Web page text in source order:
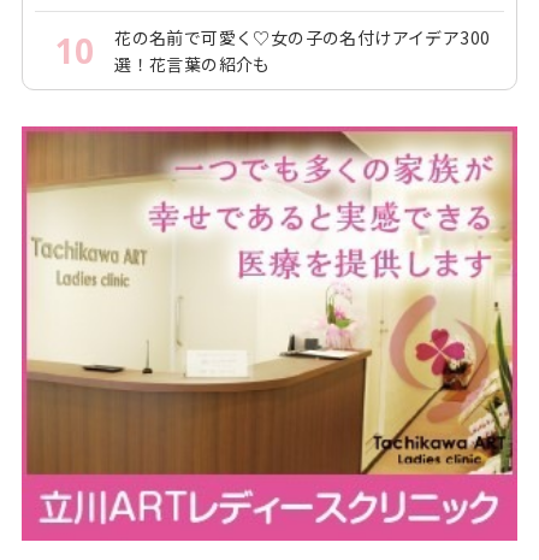
10
花の名前で可愛く♡女の子の名付けアイデア300
選！花言葉の紹介も